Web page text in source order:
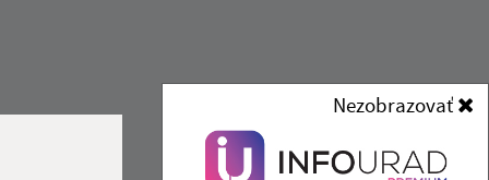
Nezobrazovať